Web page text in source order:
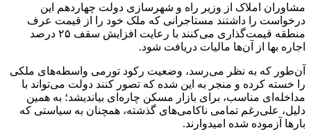
مشاوران املاک از وزیر راه و شهرسازی دولت چهاردهم این
درخواست را داشتند مستاجرانی که ملک خود را از قیمت عرف
منطقه قیمت‌گذاری می‌کنند با رعایت افزایش سقف ۲۵ درصد
اجاره بها از آن‌ها مالیات دریافت شود.
آن‌طور که به نظر می‌رسد، وضعیت رکود تورمی واسطه‌های ملکی
را خسته کرده و منجر به این شده که تصور کنند دولت می‌تواند با
مداخله‌ای مناسب، برای بازار مسکن چاره‌ای بیاندیشد؛ به همین
دلیل، علی‌رغم تمامی ناکامی‌های گذشته، همچنان به سیاستی که
بارها آزموده شده امیدوارند.